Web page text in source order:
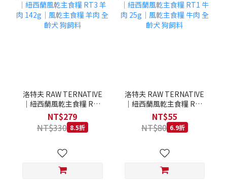
洛特夫 RAW TERNATIVE
｜紐西蘭風乾主食糧 RT3
羊肉 142g｜風乾主食糧 羊
肉 全齡犬 狗飼料
NT$279
NT$330 8.5折
洛特夫 RAW TERNATIVE
｜紐西蘭風乾主食糧 RT1
牛肉 25g｜風乾主食糧 牛
肉 全齡犬 狗飼料
NT$55
NT$80 6.9折